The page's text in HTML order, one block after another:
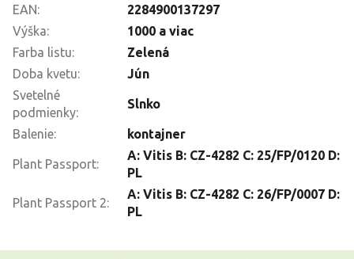
EAN:
2284900137297
Výška:
1000 a viac
Farba listu:
Zelená
Doba kvetu:
Jún
Svetelné
podmienky:
Slnko
Balenie: kontajner
Plant Passport:
A: Vitis B: CZ-4282 C: 25/FP/0120 D:
PL
Plant Passport 2:
A: Vitis B: CZ-4282 C: 26/FP/0007 D:
PL